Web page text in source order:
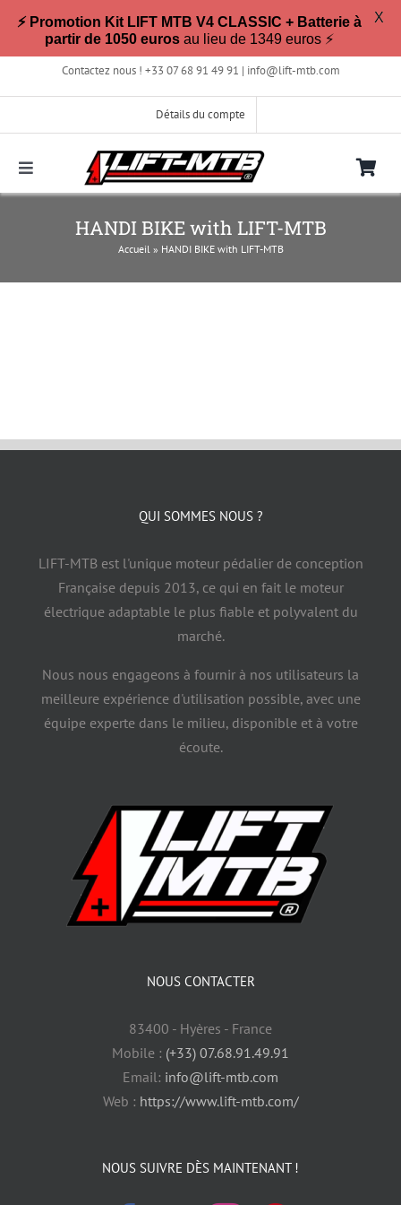
au
Contactez nous ! +33 07 68 91 49 91 | info@lift-mtb.com
Détails du compte
Toggle
Navigation
Contact
HANDI BIKE with LIFT-MTB
Accueil» HANDI BIKE with LIFT-MTB
QUI SOMMES NOUS ?
LIFT-MTB est l'unique moteur pédalier de conception
Française depuis 2013, ce qui en fait le moteur
électrique adaptable le plus fiable et polyvalent du
marché.
Nous nous engageons à fournir à nos utilisateurs la
meilleure expérience d'utilisation possible, avec une
équipe experte dans le milieu, disponible et à votre
écoute.
NOUS CONTACTER
83400 - Hyères - France
Mobile : (+33) 07.68.91.49.91
Email: info@lift-mtb.com
Web : https://www.lift-mtb.com/
NOUS SUIVRE DÈS MAINTENANT !
⚡ Promotion Kit LIFT MTB V4 CLASSIC + Batterie à
partir de 1050 euros au lieu de 1349 euros ⚡
X